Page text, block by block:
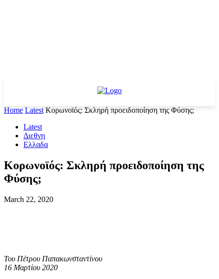
Home Latest Κορωνοϊός: Σκληρή προειδοποίηση της Φύσης;
Latest
Διεθνη
Ελλαδα
Κορωνοϊός: Σκληρή προειδοποίηση της
Φύσης;
March 22, 2020
Του Πέτρου Παπακωνσταντίνου
16 Μαρτίου 2020